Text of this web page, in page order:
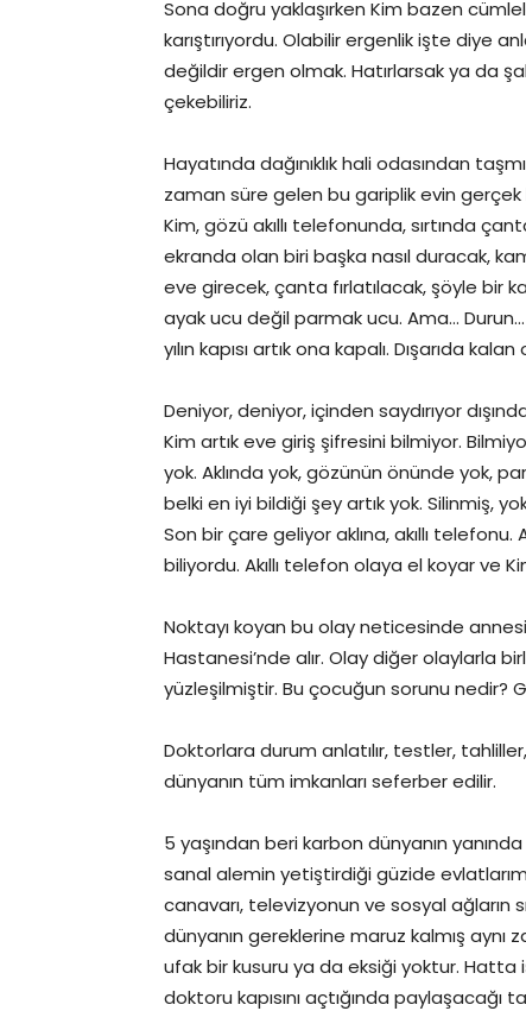
Sona doğru yaklaşırken Kim bazen
karıştırıyordu. Olabilir ergenlik işte diye
değildir ergen olmak. Hatırlarsak ya da
çekebiliriz.
Hayatında dağınıklık hali odasından
zaman süre gelen bu gariplik evin gerçek
Kim, gözü akıllı telefonunda, sırtında
ekranda olan biri başka nasıl duracak,
eve girecek, çanta fırlatılacak, şöyle bir
ayak ucu değil parmak ucu. Ama… Durun…
yılın kapısı artık ona kapalı. Dışarıda
Deniyor, deniyor, içinden saydırıyor
Kim artık eve giriş şifresini bilmiyor.
yok. Aklında yok, gözünün önünde yok,
belki en iyi bildiği şey artık yok. Silinmiş,
Son bir çare geliyor aklına, akıllı
biliyordu. Akıllı telefon olaya el koyar ve
Noktayı koyan bu olay neticesinde
Hastanesi’nde alır. Olay diğer olaylarla
yüzleşilmiştir. Bu çocuğun sorunu nedir?
Doktorlara durum anlatılır, testler,
dünyanın tüm imkanları seferber edilir.
5 yaşından beri karbon dünyanın
sanal alemin yetiştirdiği güzide
canavarı, televizyonun ve sosyal ağların
dünyanın gereklerine maruz kalmış
ufak bir kusuru ya da eksiği yoktur.
doktoru kapısını açtığında